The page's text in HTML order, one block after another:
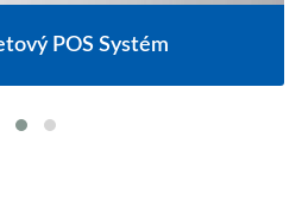
Fanless POS Systém